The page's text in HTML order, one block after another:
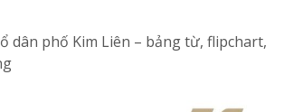
dân phố Kim Liên – bảng từ, flipchart,